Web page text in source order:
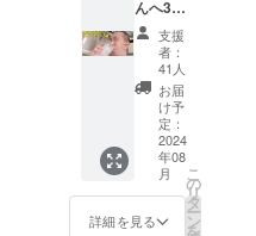
んへ3周
年のお
祝いに
あなた
の名前
で1杯ご
ちそう
する権
利で
す。 支
援者様
のお名
支援
者：
41人
お届
け予
定：
2024
年08
月
詳細を見る
こ
の
リ
タ
ー
ン
を